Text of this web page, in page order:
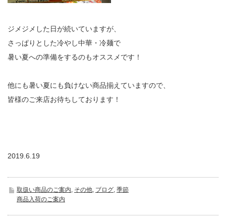
ジメジメした日が続いていますが、
さっぱりとした冷やし中華・冷麺で
暑い夏への準備をするのもオススメです！
他にも暑い夏にも負けない商品揃えていますので、
皆様のご来店お待ちしております！
2019.6.19
取扱い商品のご案内, その他, ブログ, 季節
商品入荷のご案内